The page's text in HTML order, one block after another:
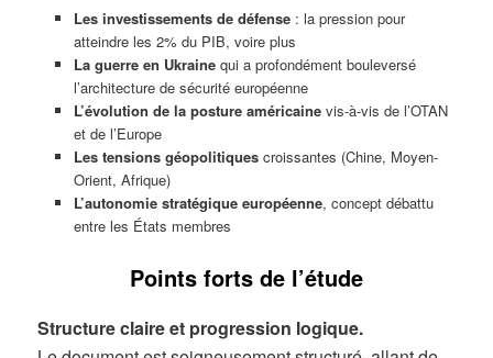
Les investissements de défense: la pression pour
atteindre les 2% du PIB, voire plus
La guerre en Ukrainequi a profondément bouleversé
l’architecture de sécurité européenne
L’évolution de la posture américainevis-à-vis de l’OTAN
et de l’Europe
Les tensions géopolitiquescroissantes (Chine, Moyen-
Orient, Afrique)
L’autonomie stratégique européenne, concept débattu
entre les États membres
Points forts de l’étude
Structure claire et progression logique.